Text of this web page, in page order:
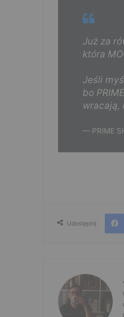
Już za
która
Jeśli
bo
wracają,
— PRIME
Udostępnij